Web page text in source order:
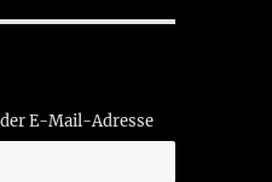
E-Mail-Adresse